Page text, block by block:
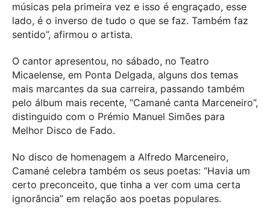
músicas pela primeira vez e isso é engraçado, esse
lado, é o inverso de tudo o que se faz. Também faz
sentido”, afirmou o artista.
O cantor apresentou, no sábado, no Teatro
Micaelense, em Ponta Delgada, alguns dos temas
mais marcantes da sua carreira, passando também
pelo álbum mais recente, “Camané canta Marceneiro”,
distinguido com o Prémio Manuel Simões para
Melhor Disco de Fado.
No disco de homenagem a Alfredo Marceneiro,
Camané celebra também os seus poetas: “Havia um
certo preconceito, que tinha a ver com uma certa
ignorância” em relação aos poetas populares.